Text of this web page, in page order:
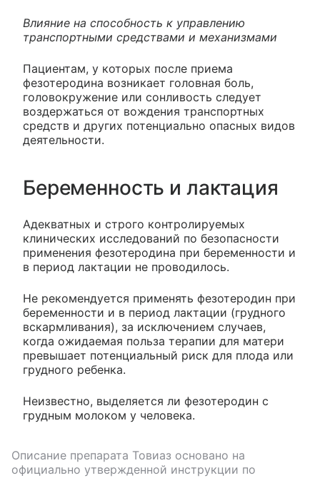
Влияние на способность к управлению
транспортными средствами и механизмами
Пациентам, у которых после приема
фезотеродина возникает головная боль,
головокружение или сонливость следует
воздержаться от вождения транспортных
средств и других потенциально опасных видов
деятельности.
Беременность и лактация
Адекватных и строго контролируемых
клинических исследований по безопасности
применения фезотеродина при беременности и
в период лактации не проводилось.
Не рекомендуется применять фезотеродин при
беременности и в период лактации (грудного
вскармливания), за исключением случаев,
когда ожидаемая польза терапии для матери
превышает потенциальный риск для плода или
грудного ребенка.
Неизвестно, выделяется ли фезотеродин с
грудным молоком у человека.
Описание препарата Товиаз основано на
официально утвержденной инструкции по